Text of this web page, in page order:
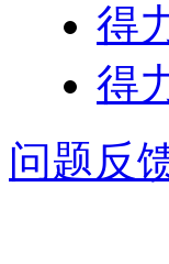
得
得
问题反